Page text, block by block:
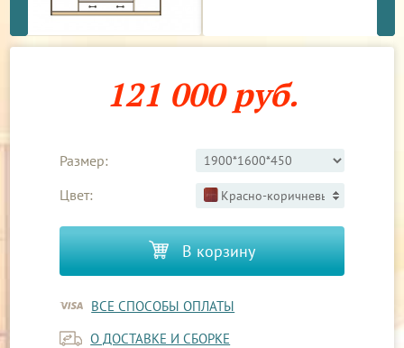
121 000 руб.
Размер:
Цвет:
Красно-коричневый 3
В корзину
ВСЕ СПОСОБЫ ОПЛАТЫ
О ДОСТАВКЕ И СБОРКЕ